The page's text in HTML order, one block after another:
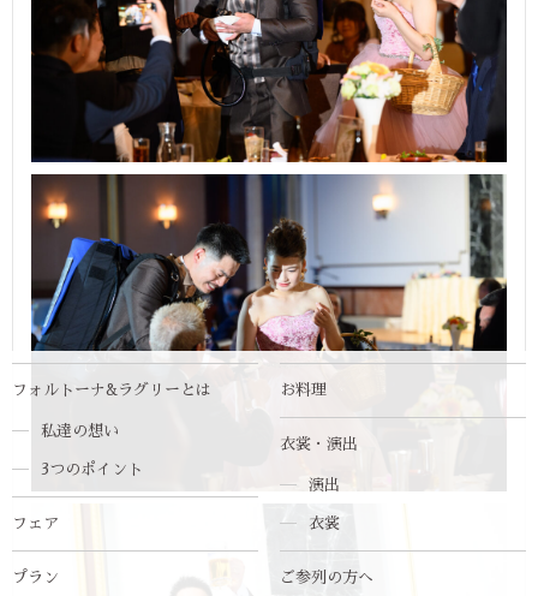
フォルトーナ&ラグリーとは
私達の想い
3つのポイント
フェア
プラン
お料理
衣裳・演出
演出
衣裳
ご参列の方へ